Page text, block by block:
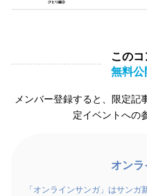
この
無料
メンバー登録すると、限定記
定イベントへの
オン
「オンラインサンガ」はサン